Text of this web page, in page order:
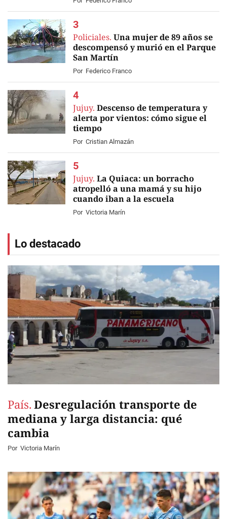
Policiales. Una mujer de 89 años se
descompensó y murió en el Parque
San Martín
Por Federico Franco
Jujuy. Descenso de temperatura y
alerta por vientos: cómo sigue el
tiempo
Por Cristian Almazán
Jujuy. La Quiaca: un borracho
atropelló a una mamá y su hijo
cuando iban a la escuela
Por Victoria Marín
Lo destacado
País. Desregulación transporte de
mediana y larga distancia: qué
cambia
Por Victoria Marín